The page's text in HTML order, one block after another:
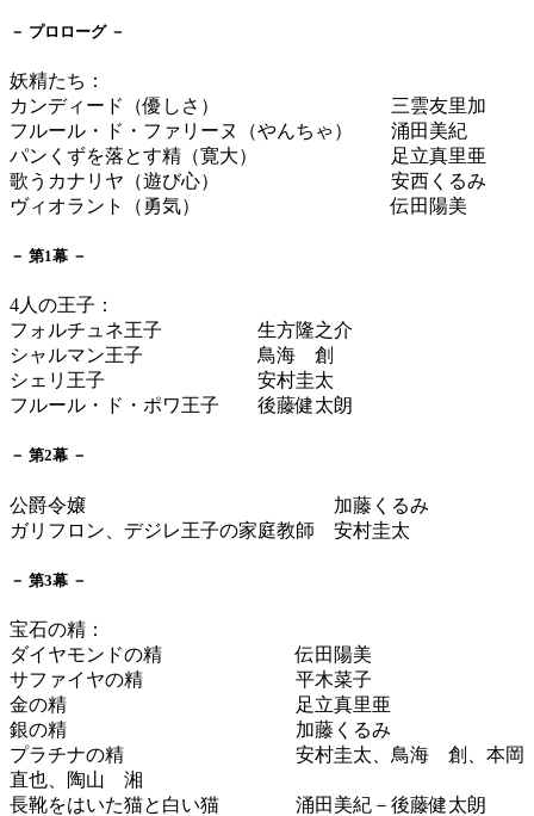
－ プロローグ －
妖精たち：
カンディード（優しさ） 三雲友里加
フルール・ド・ファリーヌ（やんちゃ） 涌田美紀
パンくずを落とす精（寛大） 足立真里亜
歌うカナリヤ（遊び心） 安西くるみ
ヴィオラント（勇気） 伝田陽美
－ 第1幕 －
4人の王子：
フォルチュネ王子 生方隆之介
シャルマン王子 鳥海 創
シェリ王子 安村圭太
フルール・ド・ポワ王子 後藤健太朗
－ 第2幕 －
公爵令嬢 加藤くるみ
ガリフロン、デジレ王子の家庭教師 安村圭太
－ 第3幕 －
宝石の精：
ダイヤモンドの精 伝田陽美
サファイヤの精 平木菜子
金の精 足立真里亜
銀の精 加藤くるみ
プラチナの精 安村圭太、鳥海 創、本岡
直也、陶山 湘
長靴をはいた猫と白い猫 涌田美紀－後藤健太朗